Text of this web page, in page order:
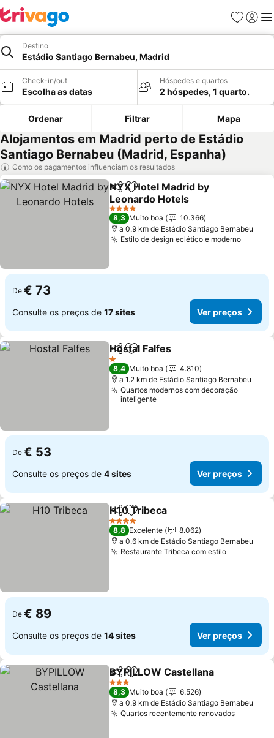
Favoritos
Iniciar
Destino
Estádio Santiago Bernabeu, Madrid
Check-in/out
Escolha as datas
Hóspedes e quartos
2 hóspedes, 1 quarto.
Ordenar Filtrar Mapa
Alojamentos em Madrid perto de Estádio
Santiago Bernabeu (Madrid, Espanha)
Como os pagamentos influenciam os resultados
PartilharAdicionar aos favoritos
NYX Hotel Madrid by
Leonardo Hotels
4 Estrelas
8,3 Muito boa
10.366
a 0.9 km de Estádio Santiago Bernabeu
Estilo de design eclético e moderno
De € 73
Consulte os preços de 17 sites Ver preços
PartilharAdicionar aos favoritos
Hostal Falfes
1 Estrelas
8,4 Muito boa
4.810
a 1.2 km de Estádio Santiago Bernabeu
Quartos modernos com decoração
inteligente
De € 53
Consulte os preços de 4 sites Ver preços
PartilharAdicionar aos favoritos
H10 Tribeca
4 Estrelas
8,8 Excelente
8.062
a 0.6 km de Estádio Santiago Bernabeu
Restaurante Tribeca com estilo
De € 89
Consulte os preços de 14 sites Ver preços
PartilharAdicionar aos favoritos
BYPILLOW Castellana
3 Estrelas
8,3 Muito boa
6.526
a 0.9 km de Estádio Santiago Bernabeu
Quartos recentemente renovados